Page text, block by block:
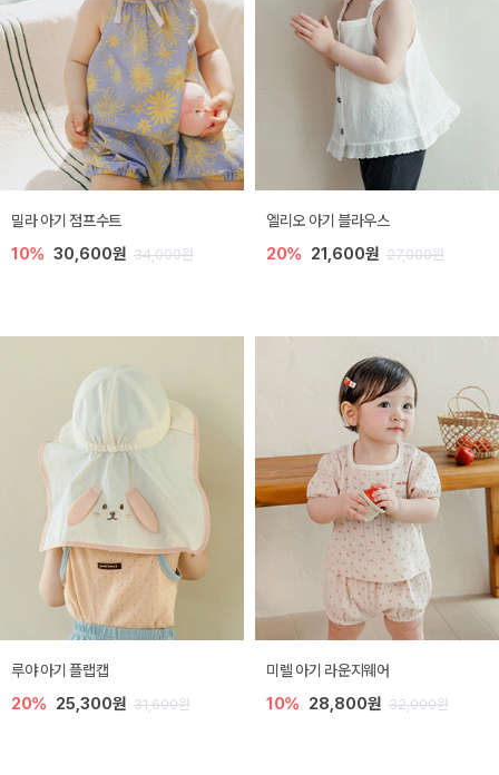
밀라 아기 점프수트
10% 30,600원 34,000원
엘리오 아기 블라우스
20% 21,600원 27,000원
루야 아기 플랩캡
20% 25,300원 31,600원
미렐 아기 라운지웨어
10% 28,800원 32,000원